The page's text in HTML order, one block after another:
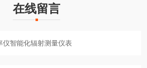
在线留言